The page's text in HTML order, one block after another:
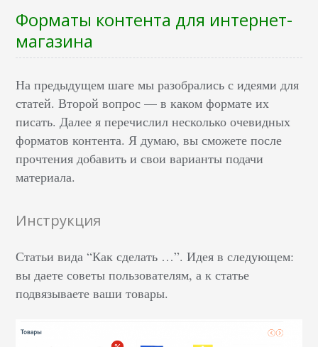
Форматы контента для интернет-
магазина
На предыдущем шаге мы разобрались с идеями для
статей. Второй вопрос — в каком формате их
писать. Далее я перечислил несколько очевидных
форматов контента. Я думаю, вы сможете после
прочтения добавить и свои варианты подачи
материала.
Инструкция
Статьи вида “Как сделать …”. Идея в следующем:
вы даете советы пользователям, а к статье
подвязываете ваши товары.